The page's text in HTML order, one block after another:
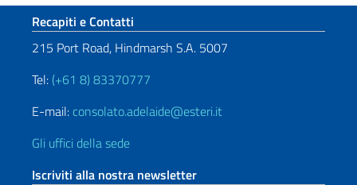
Sezione footer
Recapiti e Contatti
215 Port Road, Hindmarsh S.A. 5007
Tel: (+61 8) 83370777
E-mail: consolato.adelaide@esteri.it
Gli uffici della sede
Iscriviti alla nostra newsletter